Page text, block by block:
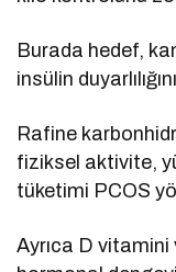
Burada hedef,
insülin
Rafine
fiziksel aktivite,
tüketimi PCOS
Ayrıca D